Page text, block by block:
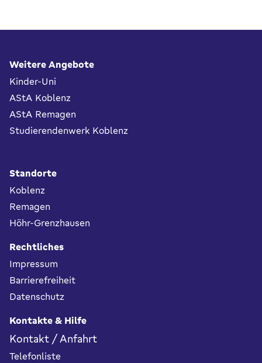
Fußbereich
Weitere Angebote
Kinder-Uni
AStA Koblenz
AStA Remagen
Studierendenwerk Koblenz
Standorte
Koblenz
Remagen
Höhr-Grenzhausen
Rechtliches
Impressum
Barrierefreiheit
Datenschutz
Kontakte & Hilfe
Kontakt / Anfahrt
Telefonliste